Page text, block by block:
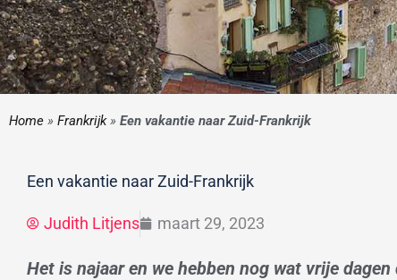
Home » Frankrijk» Een vakantie naar Zuid-Frankrijk
Een vakantie naar Zuid-Frankrijk
Judith Litjens maart 29, 2023
Het is najaar en we hebben nog wat vrije